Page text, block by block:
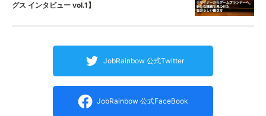
グス インタビュー vol.1】
JobRainbow 公式Twitter
JobRainbow 公式FaceBook